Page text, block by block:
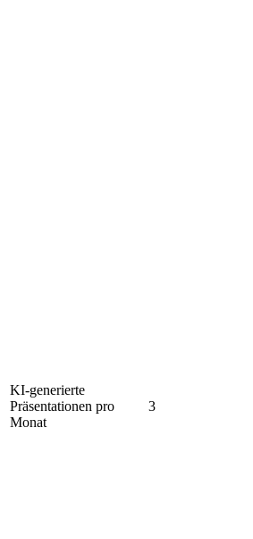
KI-generierte
Präsentationen pro
Monat
3